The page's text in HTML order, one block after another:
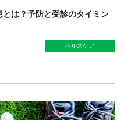
とは？予防と受診のタイミン
ヘルスケア